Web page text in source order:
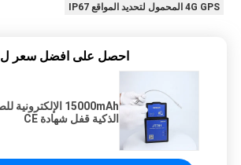
4G GPS المحمول لتحديد المواقع IP67
احصل على افضل سعر ل
الذكية قفل شهادة CE